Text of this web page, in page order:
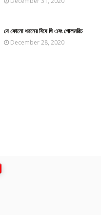
যে কোনো ধরনের বিষে ঘি এবং গোলমরিচ
December 28, 2020